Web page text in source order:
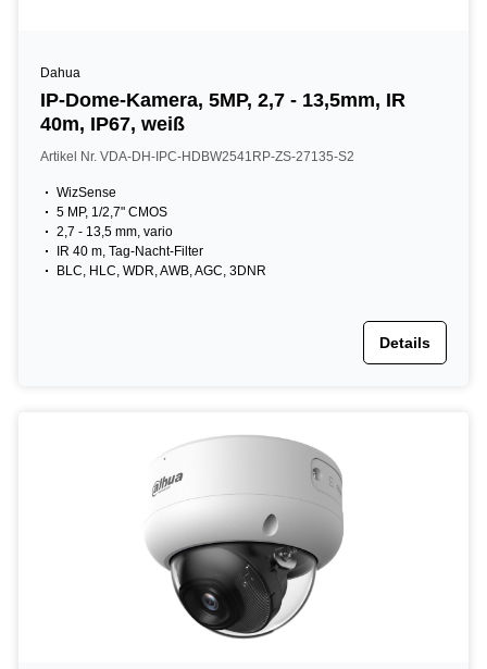
Dahua
IP-Dome-Kamera, 5MP, 2,7 - 13,5mm, IR
40m, IP67, weiß
Artikel Nr. VDA-DH-IPC-HDBW2541RP-ZS-27135-S2
WizSense
5 MP, 1/2,7" CMOS
2,7 - 13,5 mm, vario
IR 40 m, Tag-Nacht-Filter
BLC, HLC, WDR, AWB, AGC, 3DNR
Details